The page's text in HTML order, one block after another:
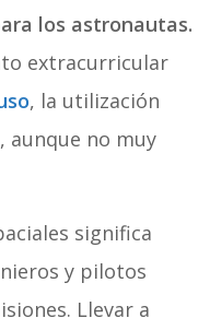
los astronautas.
extracurricular
, la utilización
aunque no muy
significa
y pilotos
Llevar a